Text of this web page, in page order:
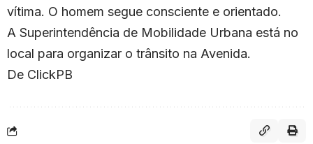
vítima. O homem segue consciente e orientado.
A Superintendência de Mobilidade Urbana está no
local para organizar o trânsito na Avenida.
De ClickPB